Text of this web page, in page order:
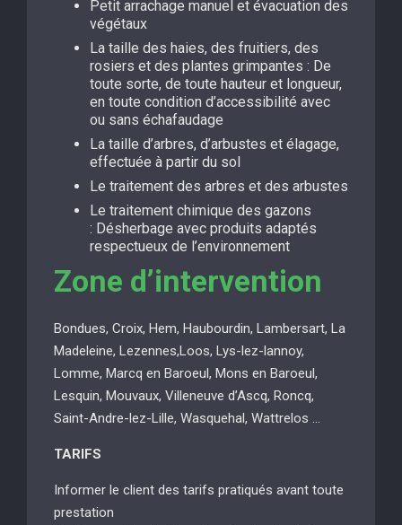
Petit arrachage manuel et évacuation des
végétaux
La taille des haies, des fruitiers, des
rosiers et des plantes grimpantes : De
toute sorte, de toute hauteur et longueur,
en toute condition d’accessibilité avec
ou sans échafaudage
La taille d’arbres, d’arbustes et élagage,
effectuée à partir du sol
Le traitement des arbres et des arbustes
Le traitement chimique des gazons
: Désherbage avec produits adaptés
respectueux de l’environnement
Zone d’intervention
Bondues, Croix, Hem, Haubourdin, Lambersart, La
Madeleine, Lezennes,Loos, Lys-lez-lannoy,
Lomme, Marcq en Baroeul, Mons en Baroeul,
Lesquin, Mouvaux, Villeneuve d’Ascq, Roncq,
Saint-Andre-lez-Lille, Wasquehal, Wattrelos …
TARIFS
Informer le client des tarifs pratiqués avant toute
prestation